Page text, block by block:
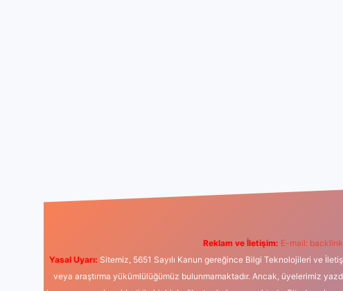
Reklam ve İletişim: E-mail:
Yasal Uyarı: Sitemiz, 5651 Sayılı Kanun gereğince Bilgi Teknolojileri ve
veya araştırma yükümlülüğümüz bulunmamaktadır. Ancak, üyelerimiz